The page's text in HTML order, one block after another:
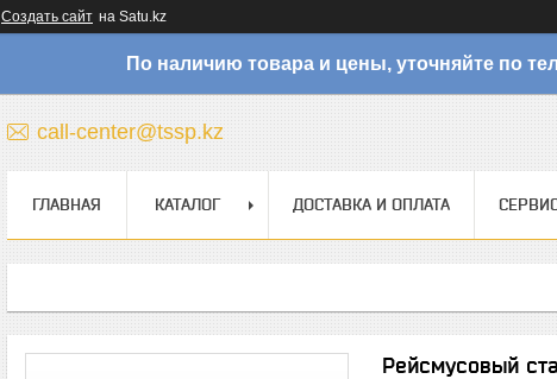
Создать сайт на Satu.kz
По наличию товара и цены, уточняйте по
call-center@tssp.kz
ГЛАВНАЯ КАТАЛОГ ДОСТАВКА И ОПЛАТА
Рейсмусовый